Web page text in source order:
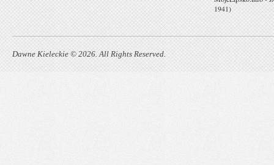
1941)
Dawne Kieleckie © 2026. All Rights Reserved.